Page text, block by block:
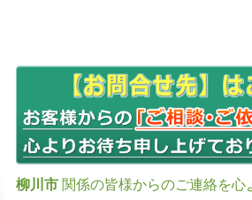
柳川市関係の皆様からのご連絡を心